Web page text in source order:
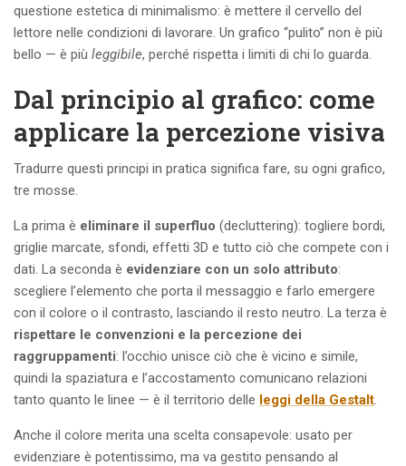
questione estetica di minimalismo: è mettere il cervello del
lettore nelle condizioni di lavorare. Un grafico “pulito” non è più
bello — è più leggibile, perché rispetta i limiti di chi lo guarda.
Dal principio al grafico: come
applicare la percezione visiva
Tradurre questi principi in pratica significa fare, su ogni grafico,
tre mosse.
La prima è eliminare il superfluo (decluttering): togliere bordi,
griglie marcate, sfondi, effetti 3D e tutto ciò che compete con i
dati. La seconda è evidenziare con un solo attributo:
scegliere l’elemento che porta il messaggio e farlo emergere
con il colore o il contrasto, lasciando il resto neutro. La terza è
rispettare le convenzioni e la percezione dei
raggruppamenti: l’occhio unisce ciò che è vicino e simile,
quindi la spaziatura e l’accostamento comunicano relazioni
tanto quanto le linee — è il territorio delle leggi della Gestalt
Anche il colore merita una scelta consapevole: usato per
evidenziare è potentissimo, ma va gestito pensando al